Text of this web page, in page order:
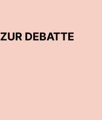
ZUR DEBATTE